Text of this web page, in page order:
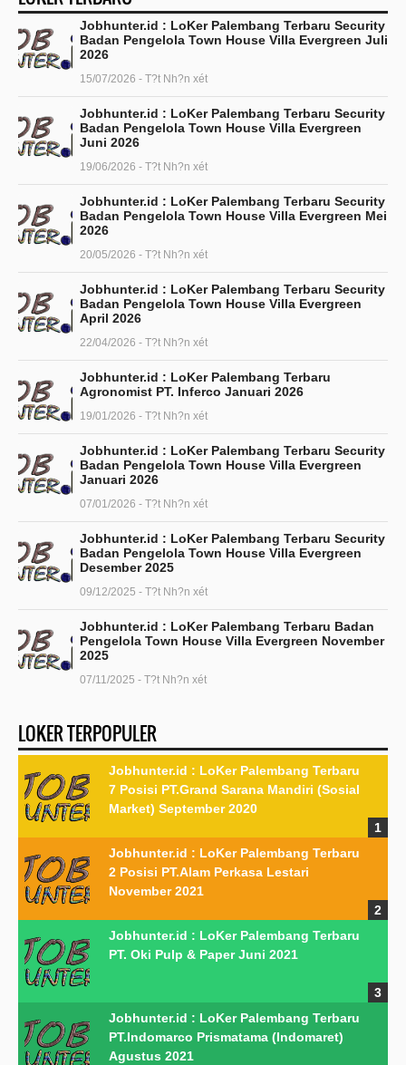
Jobhunter.id : LoKer Palembang Terbaru Security
Badan Pengelola Town House Villa Evergreen Juli
2026
15/07/2026 - T?t Nh?n xét
Jobhunter.id : LoKer Palembang Terbaru Security
Badan Pengelola Town House Villa Evergreen
Juni 2026
19/06/2026 - T?t Nh?n xét
Jobhunter.id : LoKer Palembang Terbaru Security
Badan Pengelola Town House Villa Evergreen Mei
2026
20/05/2026 - T?t Nh?n xét
Jobhunter.id : LoKer Palembang Terbaru Security
Badan Pengelola Town House Villa Evergreen
April 2026
22/04/2026 - T?t Nh?n xét
Jobhunter.id : LoKer Palembang Terbaru
Agronomist PT. Inferco Januari 2026
19/01/2026 - T?t Nh?n xét
Jobhunter.id : LoKer Palembang Terbaru Security
Badan Pengelola Town House Villa Evergreen
Januari 2026
07/01/2026 - T?t Nh?n xét
Jobhunter.id : LoKer Palembang Terbaru Security
Badan Pengelola Town House Villa Evergreen
Desember 2025
09/12/2025 - T?t Nh?n xét
Jobhunter.id : LoKer Palembang Terbaru Badan
Pengelola Town House Villa Evergreen November
2025
07/11/2025 - T?t Nh?n xét
LOKER TERPOPULER
Jobhunter.id : LoKer Palembang Terbaru
7 Posisi PT.Grand Sarana Mandiri (Sosial
Market) September 2020
Jobhunter.id : LoKer Palembang Terbaru
2 Posisi PT.Alam Perkasa Lestari
November 2021
Jobhunter.id : LoKer Palembang Terbaru
PT. Oki Pulp & Paper Juni 2021
Jobhunter.id : LoKer Palembang Terbaru
PT.Indomarco Prismatama (Indomaret)
Agustus 2021